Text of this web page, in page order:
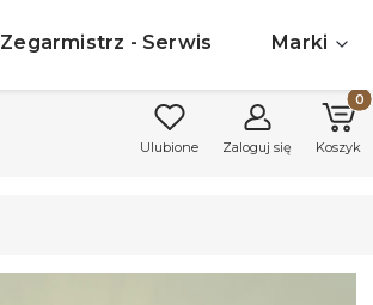
Ulubione Zaloguj się Koszyk
Zegarmistrz - Serwis Marki